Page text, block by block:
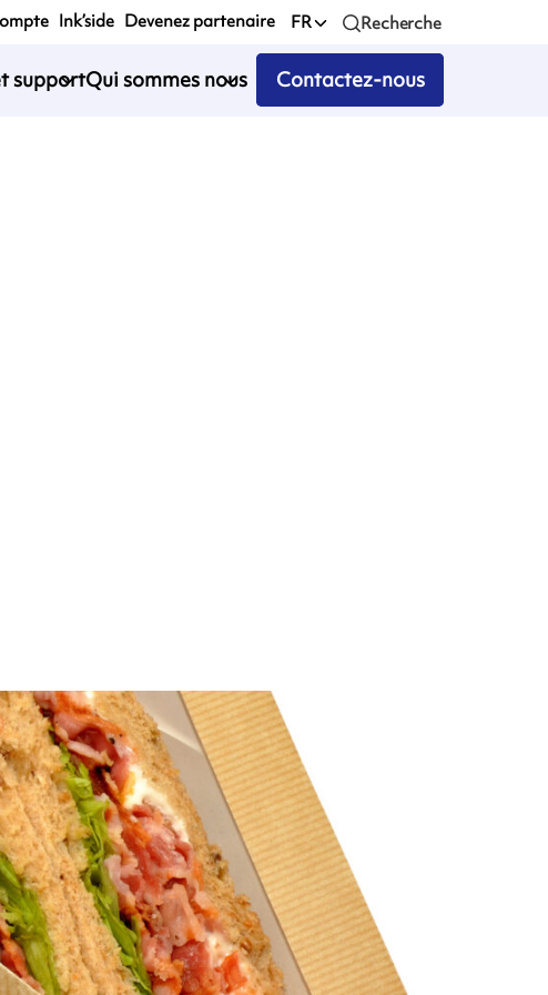
Ink’side Devenez partenaire FR Recherche
supportQui sommes nous Contactez-nous